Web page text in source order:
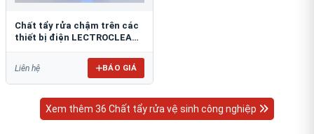
Chất tẩy rửa chậm trên các
thiết bị điện LECTROCLEAN
Liên hệ BÁO GIÁ
Xem thêm 36 Chất tẩy rửa vệ sinh công nghiệp